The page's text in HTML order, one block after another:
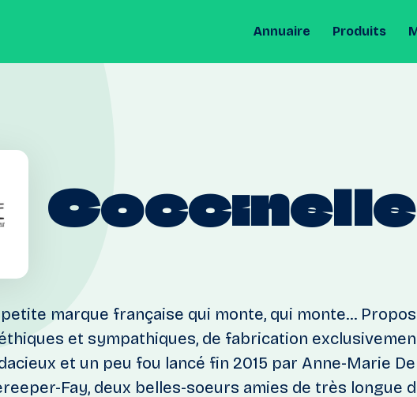
Annuaire Produits
Coccinelle
marque française qui monte, qui monte...
et sympathiques, de fabrication
et un peu fou lancé fin 2015 par Anne-Marie
Fay, deux belles-soeurs amies de très longue